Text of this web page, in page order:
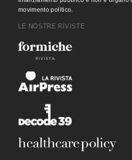
movimento politico.
LE NOSTRE RIVISTE